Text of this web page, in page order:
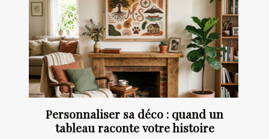
Personnaliser sa déco : quand un
tableau raconte votre histoire